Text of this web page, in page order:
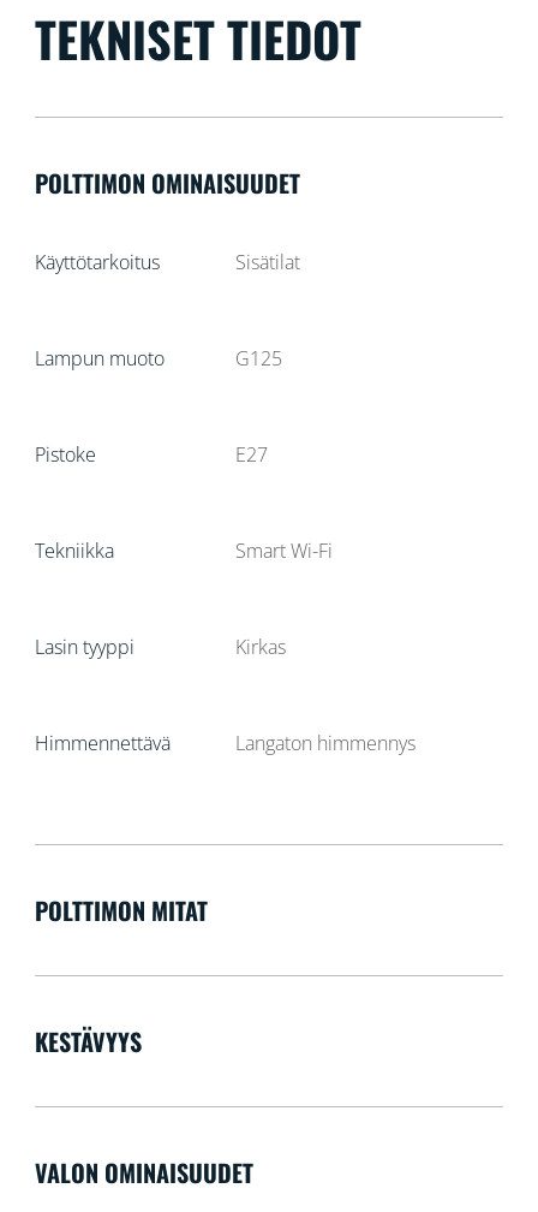
TEKNISET TIEDOT
POLTTIMON OMINAISUUDET
Käyttötarkoitus Sisätilat
Lampun muoto G125
Pistoke E27
Tekniikka Smart Wi-Fi
Lasin tyyppi Kirkas
Himmennettävä Langaton himmennys
POLTTIMON MITAT
KESTÄVYYS
VALON OMINAISUUDET